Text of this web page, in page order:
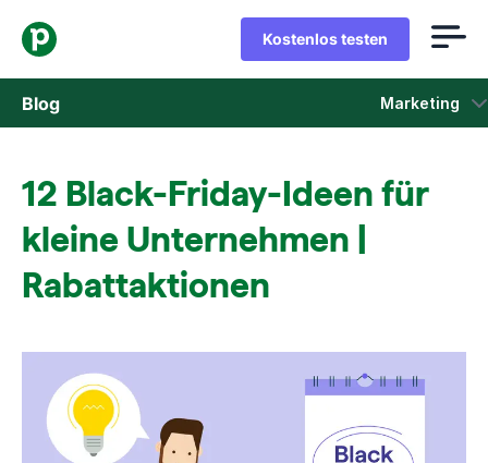
Kostenlos testen
Blog Marketing
Marketing
Produkt-Updates
12 Black-Friday-Ideen für
kleine Unternehmen |
Rabattaktionen